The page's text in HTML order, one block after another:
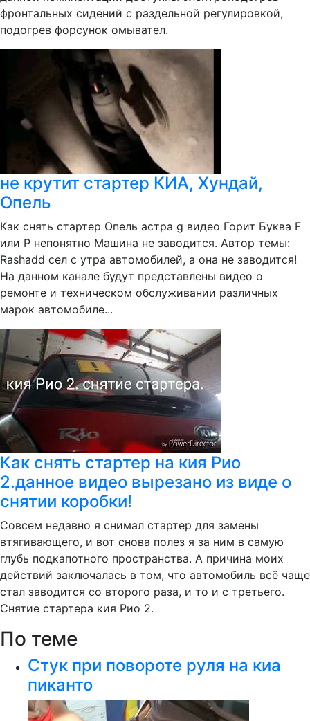
фронтальных сидений с раздельной регулировкой,
подогрев форсунок омывател.
не крутит стартер КИА, Хундай,
Опель
Как снять стартер Опель астра g видео Горит Буква F
или P непонятно Машина не заводится. Автор темы:
Rashadd сел с утра автомобилей, а она не заводится!
На данном канале будут представлены видео о
ремонте и техническом обслуживании различных
марок автомобиле...
Как снять стартер на кия Рио
2.данное видео вырезано из виде о
снятии коробки!
Совсем недавно я снимал стартер для замены
втягивающего, и вот снова полез я за ним в самую
глубь подкапотного пространства. А причина моих
действий заключалась в том, что автомобиль всё чаще
стал заводится со второго раза, и то и с третьего.
Снятие стартера кия Рио 2.
По теме
Стук при повороте руля на киа
пиканто